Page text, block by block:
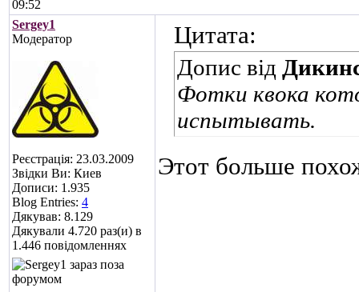
09:52
Sergey1
Модератор
Реєстрація: 23.03.2009
Звідки Ви: Киев
Дописи: 1.935
Blog Entries: 4
Дякував: 8.129
Дякували 4.720 раз(и) в
1.446 повідомленнях
Цитата:
Допис від
Фотки квока
испытывать.
Этот больше